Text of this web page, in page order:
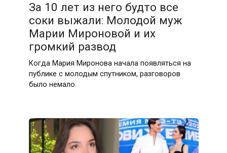
За 10 лет из него будто все
соки выжали: Молодой муж
Марии Мироновой и их
громкий развод
Когда Мария Миронова начала появляться на
публике с молодым спутником, разговоров
было немало.